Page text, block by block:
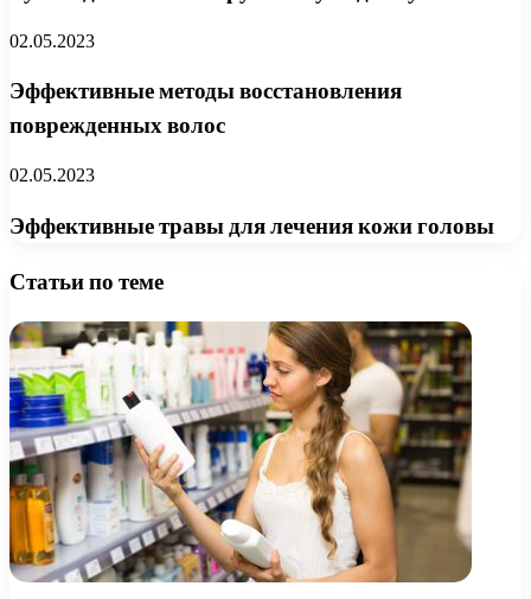
02.05.2023
Эффективные методы восстановления
поврежденных волос
02.05.2023
Эффективные травы для лечения кожи головы
Статьи по теме